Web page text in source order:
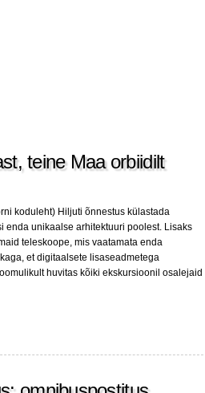
teine Maa orbiidilt
koduleht) Hiljuti õnnestus külastada
enda unikaalse arhitektuuri poolest. Lisaks
teleskoope, mis vaatamata enda
et digitaalsete lisaseadmetega
huvitas kõiki ekskursioonil osalejaid